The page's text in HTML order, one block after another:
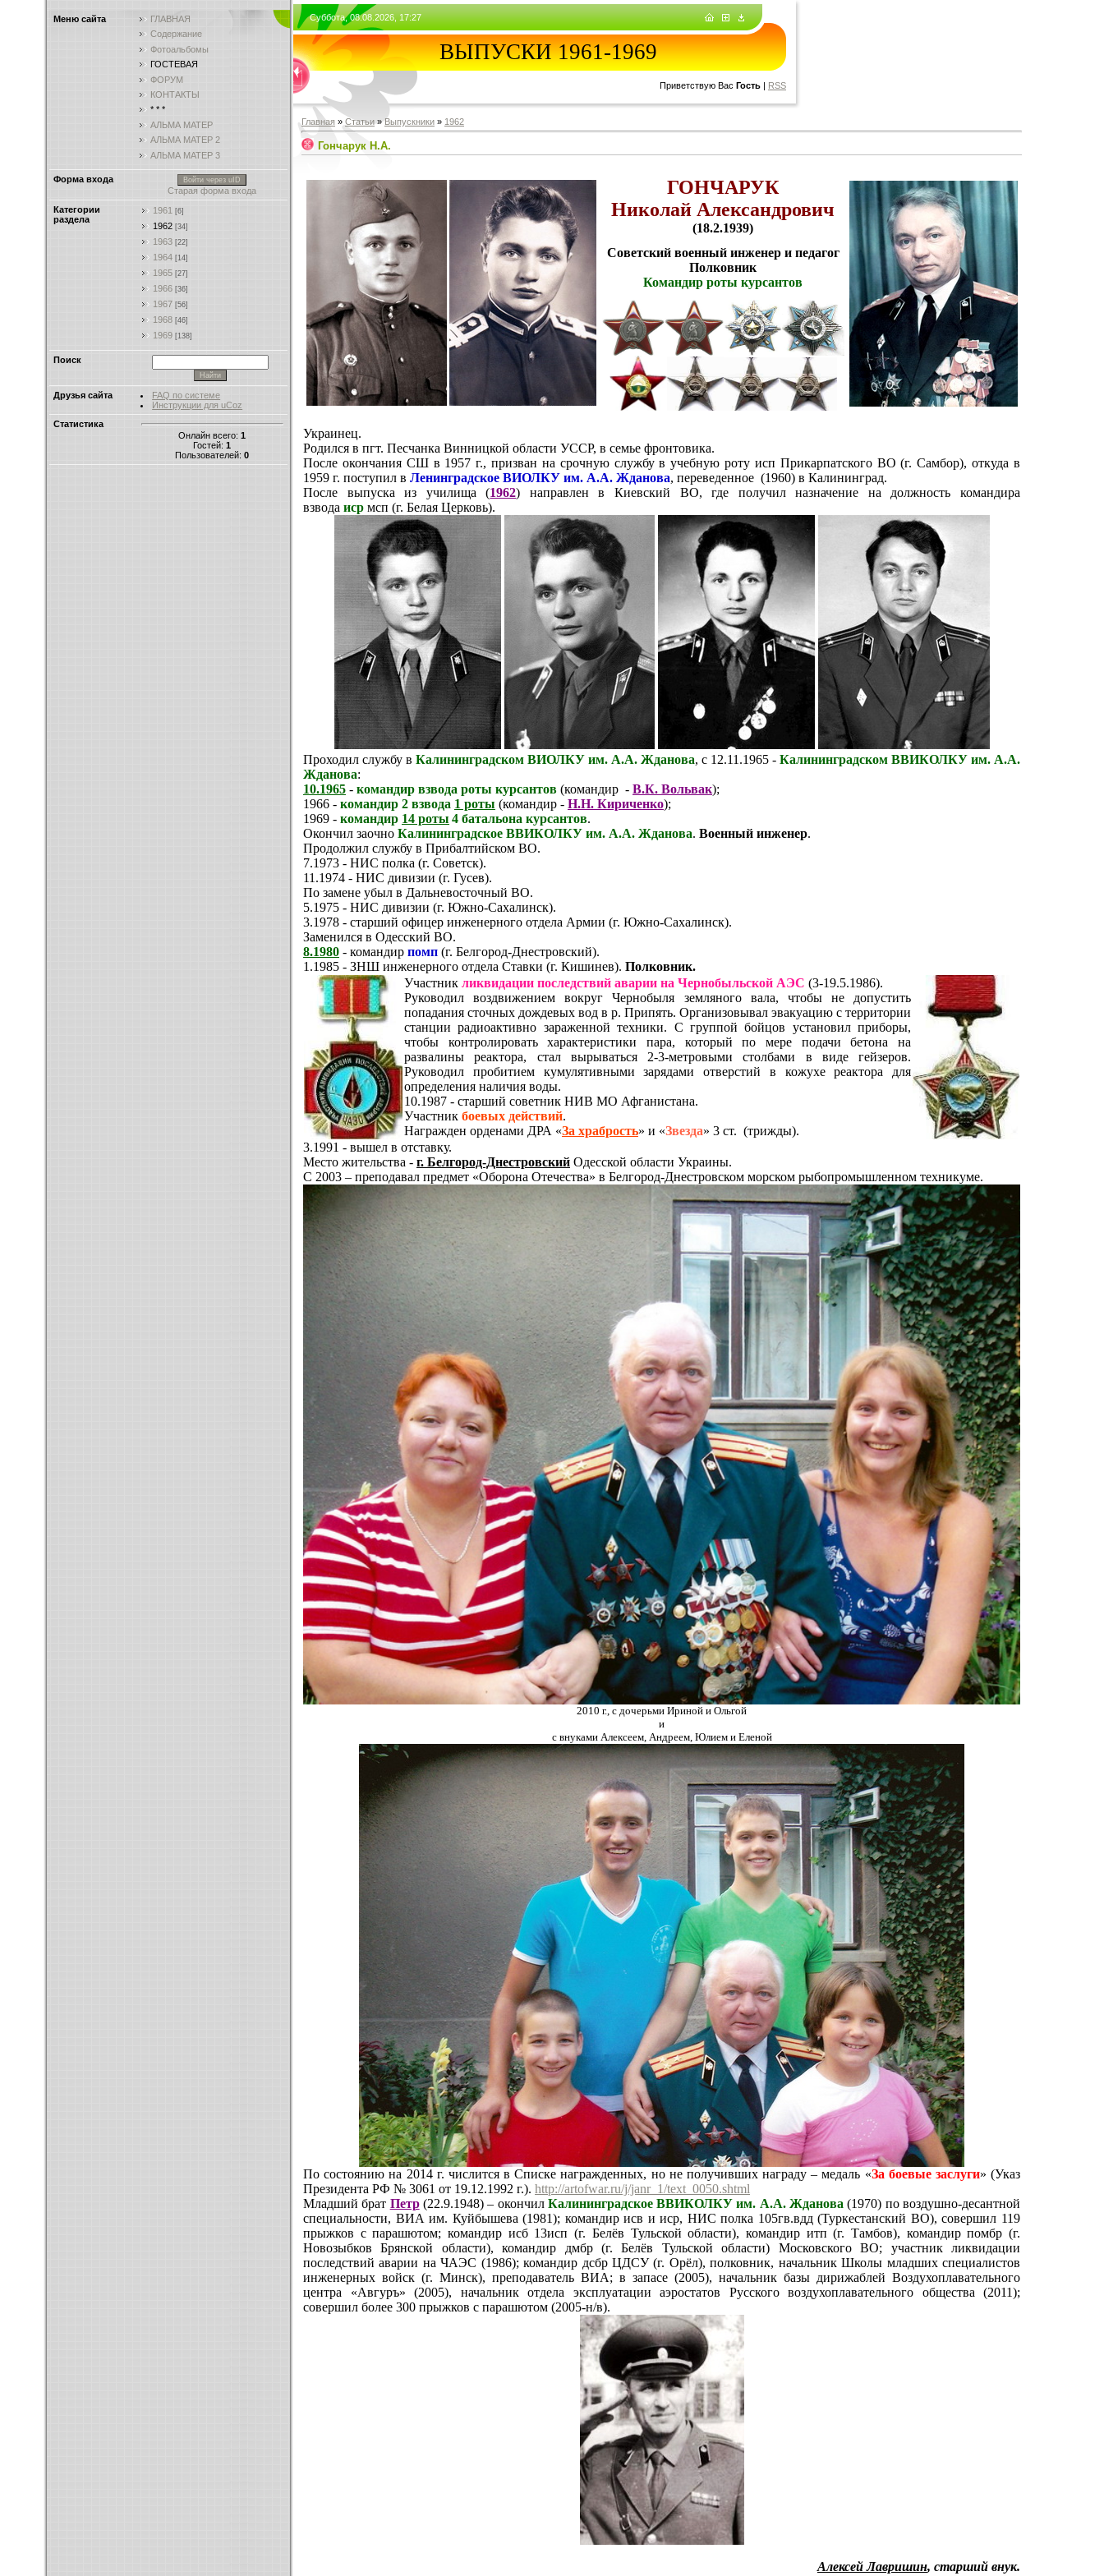
Меню сайта
ГЛАВНАЯ
Содержание
Фотоальбомы
ГОСТЕВАЯ
ФОРУМ
КОНТАКТЫ
* * *
АЛЬМА МАТЕР
АЛЬМА МАТЕР 2
АЛЬМА МАТЕР 3
Форма входа Войти через uID
Старая форма входа
Категории
раздела
1961 [6]
1962 [34]
1963 [22]
1964 [14]
1965 [27]
1966 [36]
1967 [56]
1968 [46]
1969 [138]
Поиск
Друзья сайта
FAQ по системе
Инструкции для uCoz
Статистика
Онлайн всего: 1
Гостей: 1
Пользователей: 0
Суббота, 08.08.2026, 17:27
ВЫПУСКИ 1961-1969
Приветствую Вас Гость | RSS
Главная » Статьи »Выпускники » 1962
Гончарук Н.А.
ГОНЧАРУК
Николай Александрович
(18.2.1939)
Советский военный инженер и педагог
Полковник
Командир роты курсантов
Украинец.
Родился в пгт. Песчанка Винницкой области УССР, в семье фронтовика.
После окончания СШ в 1957 г., призван на срочную службу в учебную роту исп Прикарпатского ВО (г. Самбор), откуда в
1959 г. поступил в Ленинградское ВИОЛКУ им. А.А. Жданова, переведенное (1960) в Калининград.
После выпуска из училища (1962) направлен в Киевский ВО, где получил назначение на должность командира
взвода иср мсп (г. Белая Церковь).
Проходил службу в Калининградском ВИОЛКУ им. А.А. Жданова, с 12.11.1965 - Калининградском ВВИКОЛКУ им. А.А.
Жданова:
10.1965 - командир взвода роты курсантов (командир - В.К. Вольвак);
1966 - командир 2 взвода 1 роты (командир - Н.Н. Кириченко);
1969 - командир 14 роты 4 батальона курсантов.
Окончил заочно Калининградское ВВИКОЛКУ им. А.А. Жданова. Военный инженер.
Продолжил службу в Прибалтийском ВО.
7.1973 - НИС полка (г. Советск).
11.1974 - НИС дивизии (г. Гусев).
По замене убыл в Дальневосточный ВО.
5.1975 - НИС дивизии (г. Южно-Сахалинск).
3.1978 - старший офицер инженерного отдела Армии (г. Южно-Сахалинск).
Заменился в Одесский ВО.
8.1980 - командир помп (г. Белгород-Днестровский).
1.1985 - ЗНШ инженерного отдела Ставки (г. Кишинев). Полковник.
Участник ликвидации последствий аварии на Чернобыльской АЭС (3-19.5.1986).
Руководил воздвижением вокруг Чернобыля земляного вала, чтобы не допустить
попадания сточных дождевых вод в р. Припять. Организовывал эвакуацию с территории
станции радиоактивно зараженной техники. С группой бойцов установил приборы,
чтобы контролировать характеристики пара, который по мере подачи бетона на
развалины реактора, стал вырываться 2-3-метровыми столбами в виде гейзеров.
Руководил пробитием кумулятивными зарядами отверстий в кожухе реактора для
определения наличия воды.
10.1987 - старший советник НИВ МО Афганистана.
Участник боевых действий.
Награжден орденами ДРА «За храбрость» и «Звезда» 3 ст. (трижды).
3.1991 - вышел в отставку.
Место жительства - г. Белгород-Днестровский Одесской области Украины.
С 2003 – преподавал предмет «Оборона Отечества» в Белгород-Днестровском морском рыбопромышленном техникуме.
2010 г., с дочерьми Ириной и Ольгой
и
с внуками Алексеем, Андреем, Юлием и Еленой
По состоянию на 2014 г. числится в Списке награжденных, но не получивших награду – медаль «За боевые заслуги» (Указ
Президента РФ № 3061 от 19.12.1992 г.). http://artofwar.ru/j/janr_1/text_0050.shtml
Младший брат Петр(22.9.1948) – окончил Калининградское ВВИКОЛКУ им. А.А. Жданова(1970) по воздушно-десантной
специальности, ВИА им. Куйбышева (1981); командир исв и иср, НИС полка 105гв.вдд (Туркестанский ВО), совершил 119
прыжков с парашютом; командир исб 13исп (г. Белёв Тульской области), командир итп (г. Тамбов), командир помбр (г.
Новозыбков Брянской области), командир дмбр (г. Белёв Тульской области) Московского ВО; участник ликвидации
последствий аварии на ЧАЭС (1986); командир дсбр ЦДСУ (г. Орёл), полковник, начальник Школы младших специалистов
инженерных войск (г. Минск), преподаватель ВИА; в запасе (2005), начальник базы дирижаблей Воздухоплавательного
центра «Авгуръ» (2005), начальник отдела эксплуатации аэростатов Русского воздухоплавательного общества (2011);
совершил более 300 прыжков с парашютом (2005-н/в).
Алексей Лавришин, старший внук.